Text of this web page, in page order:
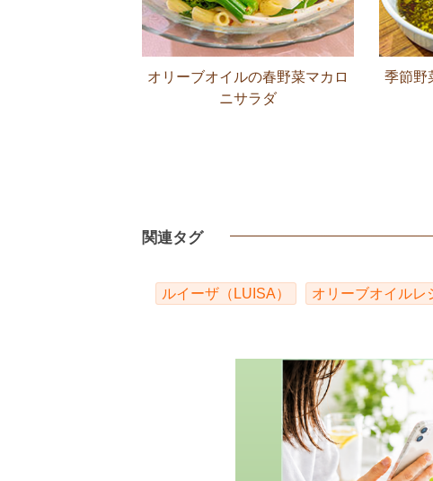
オリーブオイルの春野菜マカロ
ニサラダ
季節野
関連タグ
ルイーザ（LUISA） オリーブオイルレ